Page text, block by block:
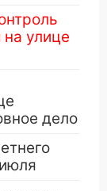
улице
дело